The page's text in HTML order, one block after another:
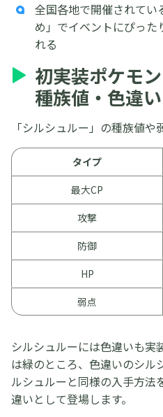
全国各地で開催されてい
め」でイベントにぴった
れる
初実装ポケモ
種族値・色違
「シルシュルー」の種族値や
タイプ
最大CP
攻撃
防御
HP
弱点
シルシュルーには色違いも実
は緑のところ、色違いのシル
ルシュルーと同様の入手方法
違いとして登場します。